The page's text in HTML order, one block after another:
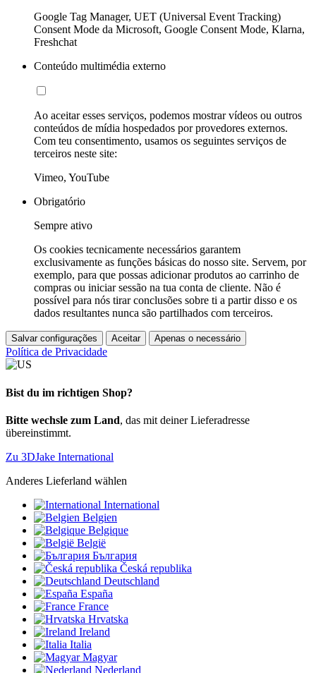
Google Tag Manager, UET (Universal Event Tracking)
Consent Mode da Microsoft, Google Consent Mode, Klarna,
Freshchat
Conteúdo multimédia externo
Ao aceitar esses serviços, podemos mostrar vídeos ou outros
conteúdos de mídia hospedados por provedores externos.
Com teu consentimento, usamos os seguintes serviços de
terceiros neste site:
Vimeo, YouTube
Obrigatório
Sempre ativo
Os cookies tecnicamente necessários garantem
exclusivamente as funções básicas do nosso site. Servem, por
exemplo, para que possas adicionar produtos ao carrinho de
compras ou iniciar sessão na tua conta de cliente. Não é
possível para nós tirar conclusões sobre ti a partir disso e os
dados resultantes nunca são partilhados com terceiros.
Salvar configurações Aceitar Apenas o necessário
Política de Privacidade
Bist du im richtigen Shop?
Bitte wechsle zum Land, das mit deiner Lieferadresse
übereinstimmt.
Zu 3DJake International
Anderes Lieferland wählen
International
Belgien
Belgique
België
България
Česká republika
Deutschland
España
France
Hrvatska
Ireland
Italia
Magyar
Nederland